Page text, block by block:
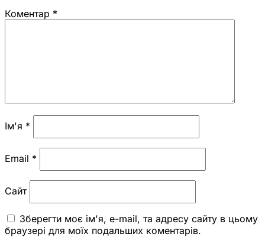
Коментар *
Ім'я *
Email *
Сайт
Зберегти моє ім'я, e-mail, та адресу сайту в цьому
браузері для моїх подальших коментарів.